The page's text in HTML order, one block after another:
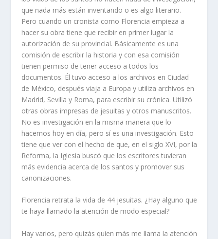
que nada más están inventando o es algo literario.
Pero cuando un cronista como Florencia empieza a
hacer su obra tiene que recibir en primer lugar la
autorización de su provincial. Básicamente es una
comisión de escribir la historia y con esa comisión
tienen permiso de tener acceso a todos los
documentos. Él tuvo acceso a los archivos en Ciudad
de México, después viaja a Europa y utiliza archivos en
Madrid, Sevilla y Roma, para escribir su crónica. Utilizó
otras obras impresas de jesuitas y otros manuscritos.
No es investigación en la misma manera que lo
hacemos hoy en día, pero sí es una investigación. Esto
tiene que ver con el hecho de que, en el siglo XVI, por la
Reforma, la Iglesia buscó que los escritores tuvieran
más evidencia acerca de los santos y promover sus
canonizaciones.
Florencia retrata la vida de 44 jesuitas. ¿Hay alguno que
te haya llamado la atención de modo especial?
Hay varios, pero quizás quien más me llama la atención